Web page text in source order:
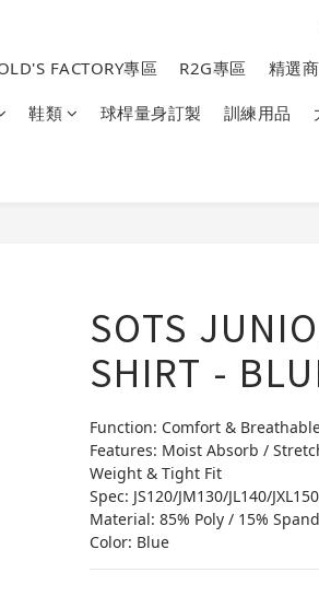
FACTORY專區 R2G專區 精選
鞋類 球桿量身訂製 訓練用品
SOTS
SHIRT -
Function: Comfort &
Features: Moist Absorb /
Weight & Tight Fit
Spec: JS120/JM130/JL140/
Material: 85% Poly / 15%
Color: Blue